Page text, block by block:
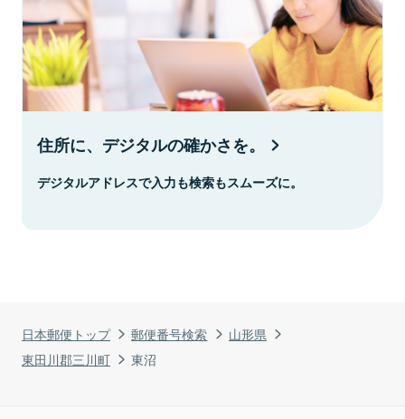
日本郵便トップ 郵便番号検索
山形県
東田川郡三川町
東沼
住所に、デジタルの確かさを。
デジタルアドレスで入力も検索もスムーズに。